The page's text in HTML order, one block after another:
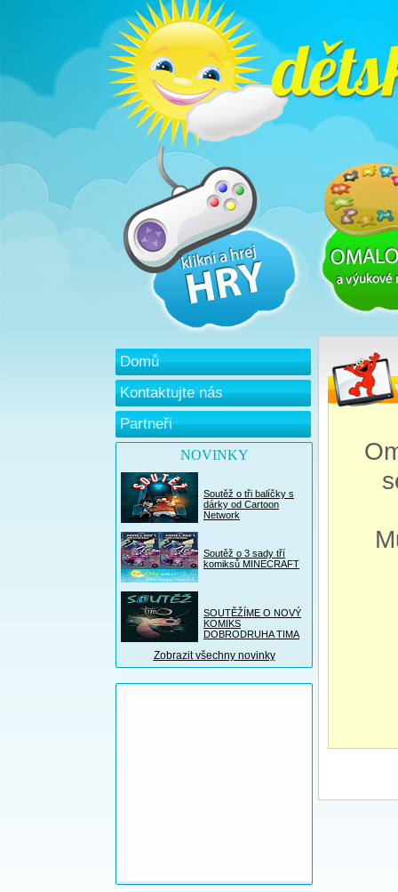
Domů
Kontaktujte nás
Partneři
NOVINKY
Soutěž o tři balíčky s
dárky od Cartoon
Network
Soutěž o 3 sady tří
komiksů MINECRAFT
SOUTĚŽÍME O NOVÝ
KOMIKS
DOBRODRUHA TIMA
Zobrazit všechny novinky